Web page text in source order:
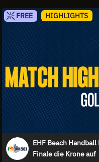
FREE HIGHLIGHTS
EHF Beach
Finale die Krone auf